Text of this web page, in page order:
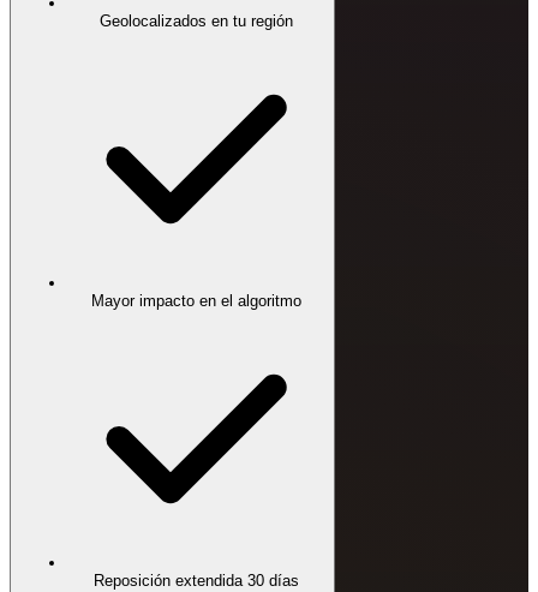
Geolocalizados en tu región
Mayor impacto en el algoritmo
Reposición extendida 30 días